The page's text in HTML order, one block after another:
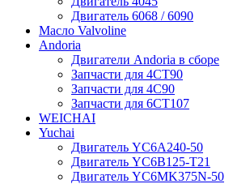
Двигатель 6068 / 6090
Масло Valvoline
Andoria
Двигатели Andoria в сборе
Запчасти для 4CT90
Запчасти для 4С90
Запчасти для 6CT107
WEICHAI
Yuchai
Двигатель YC6A240-50
Двигатель YC6B125-T21
Двигатель YC6MK375N-50